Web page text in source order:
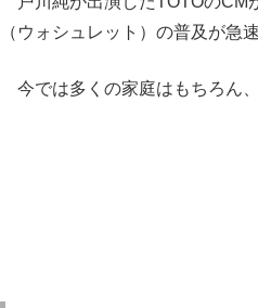
（ウォシュレット）の普及が急
今では多くの家庭はもちろん